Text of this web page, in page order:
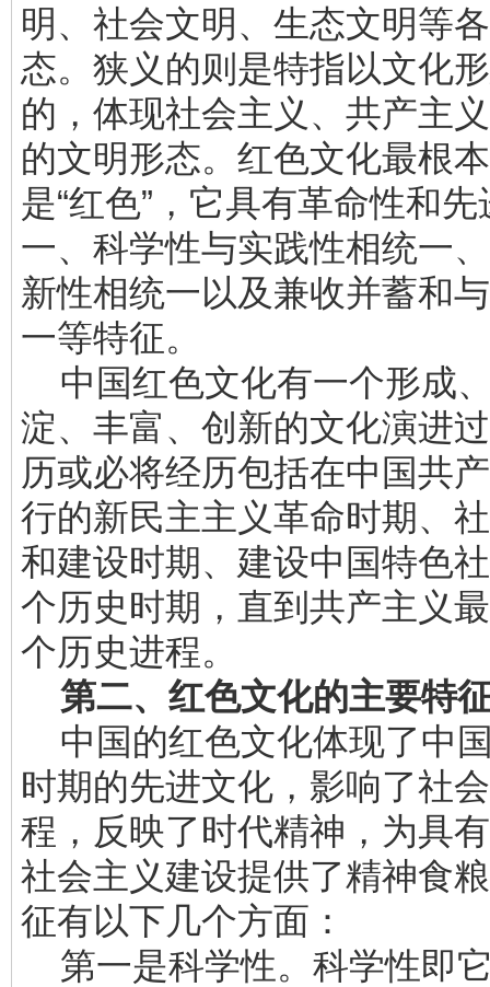
明、社会文明、生态文明等
态。狭义的则是特指以文化
的，体现社会主义、共产主
的文明形态。红色文化最根
是“红色”，它具有革命性和
一、科学性与实践性相统一
新性相统一以及兼收并蓄和
一等特征。
中国红色文化有一个形成
淀、丰富、创新的文化演进
历或必将经历包括在中国共
行的新民主主义革命时期、
和建设时期、建设中国特色
个历史时期，直到共产主义
个历史进程。
第二、红色文化的主要特
中国的红色文化体现了中
时期的先进文化，影响了社
程，反映了时代精神，为具
社会主义建设提供了精神食
征有以下几个方面：
第一是科学性。科学性即